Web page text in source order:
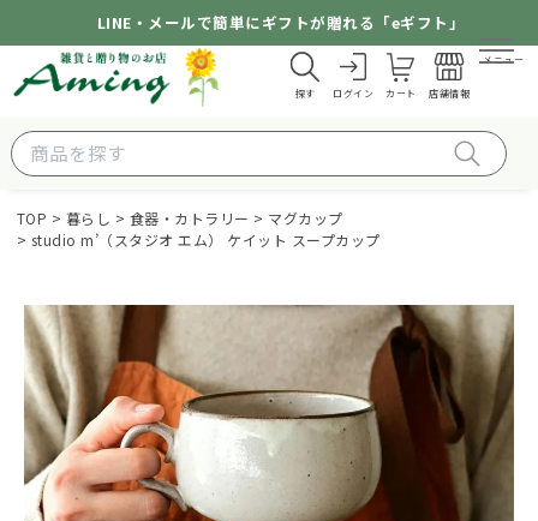
LINE・メールで簡単にギフトが贈れる「eギフト」
探す ログイン カート 店舗情報
メニュー
TOP 暮らし 食器・カトラリー
マグカップ
studio m’（スタジオ エム） ケイット スープカップ